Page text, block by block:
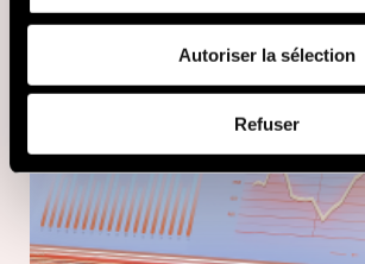
fournies ou qu'ils ont collectées lors de
de leurs services (cookies tiers).
vous pouvez nous contacter et
Politique de protection des données à
personnel.
Autoriser la sélection
Refuser